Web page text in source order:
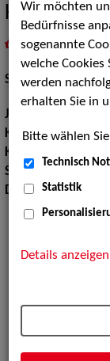
Karime
inMeine
Schauspiel:Bühne,
Jahrgang:
Körpergröße:163
Konfektionsgröße:
Sprachen:
Dialekte:
Wir möchten
Bedürfnisse
sogenannte
welche Cookies
werden
erhalten Sie in
Bitte wählen
Technisch
Statistik
Details anzeigen